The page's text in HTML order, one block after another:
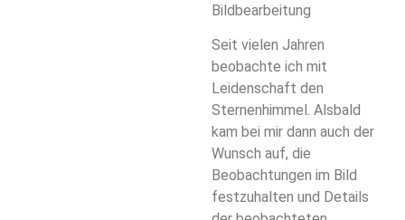
Bildbearbeitung
Seit vielen Jahren
beobachte ich mit
Leidenschaft den
Sternenhimmel. Alsbald
kam bei mir dann auch der
Wunsch auf, die
Beobachtungen im Bild
festzuhalten und Details